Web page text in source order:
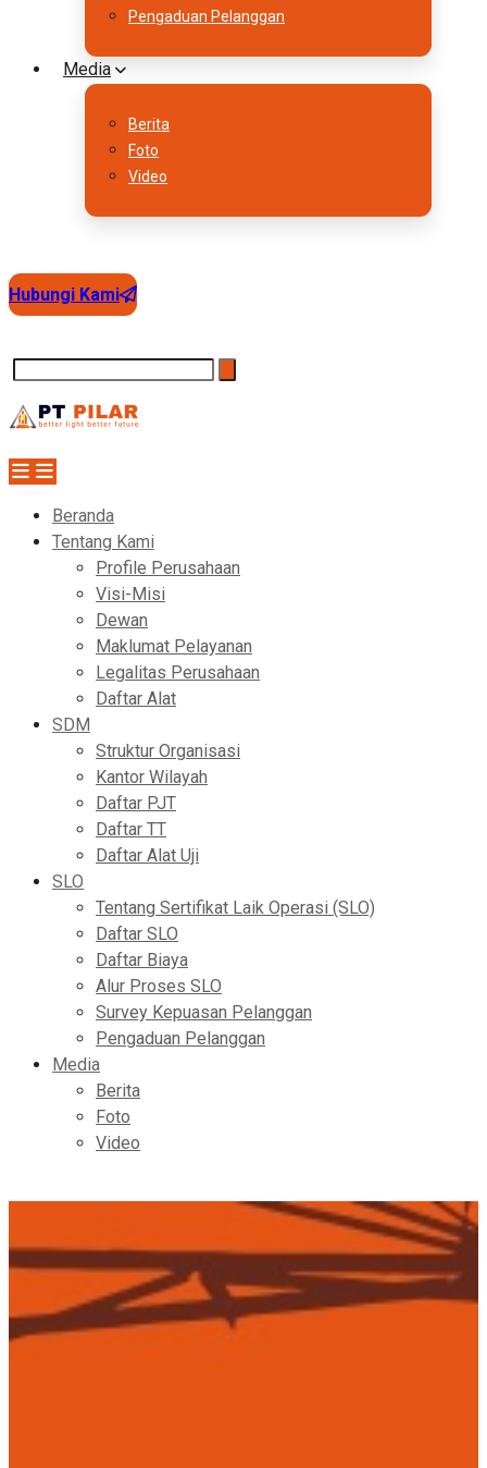
Pengaduan Pelanggan
Media
Berita
Foto
Video
Hubungi Kami
Beranda
Tentang Kami
Profile Perusahaan
Visi-Misi
Dewan
Maklumat Pelayanan
Legalitas Perusahaan
Daftar Alat
SDM
Struktur Organisasi
Kantor Wilayah
Daftar PJT
Daftar TT
Daftar Alat Uji
SLO
Tentang Sertifikat Laik Operasi (SLO)
Daftar SLO
Daftar Biaya
Alur Proses SLO
Survey Kepuasan Pelanggan
Pengaduan Pelanggan
Media
Berita
Foto
Video